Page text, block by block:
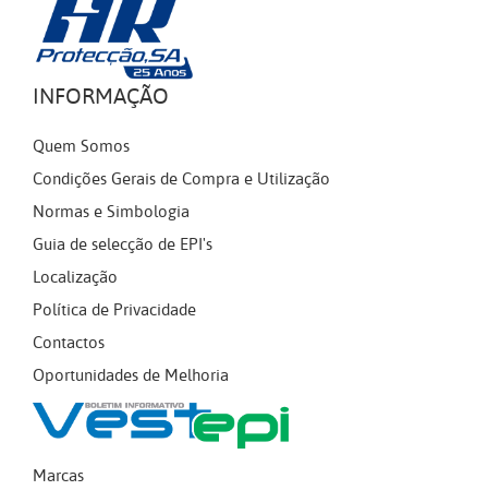
INFORMAÇÃO
Quem Somos
Condições Gerais de Compra e Utilização
Normas e Simbologia
Guia de selecção de EPI's
Localização
Política de Privacidade
Contactos
Oportunidades de Melhoria
Marcas